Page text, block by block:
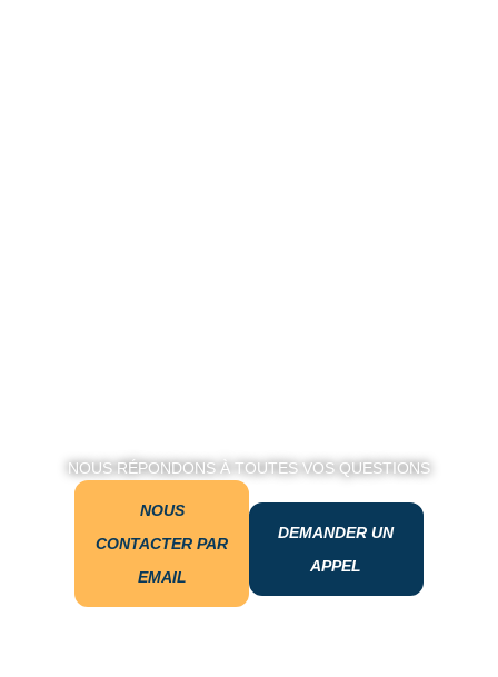
NOUS RÉPONDONS À TOUTES VOS QUESTIONS
NOUS
CONTACTER PAR
EMAIL
DEMANDER UN
APPEL